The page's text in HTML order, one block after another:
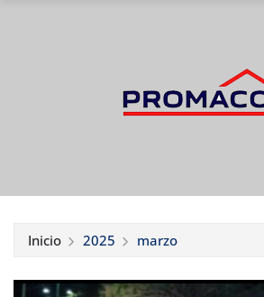
Inicio 2025 marzo